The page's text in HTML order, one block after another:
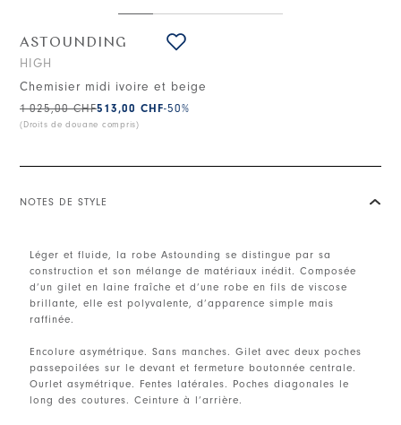
ASTOUNDING
HIGH
Chemisier midi ivoire et beige
513,00 CHF
1 025,00 CHF -50%
(Droits de douane compris)
NOTES DE STYLE
Léger et fluide, la robe Astounding se distingue par sa
construction et son mélange de matériaux inédit. Composée
d’un gilet en laine fraîche et d’une robe en fils de viscose
brillante, elle est polyvalente, d’apparence simple mais
raffinée.
Encolure asymétrique. Sans manches. Gilet avec deux poches
passepoilées sur le devant et fermeture boutonnée centrale.
Ourlet asymétrique. Fentes latérales. Poches diagonales le
long des coutures. Ceinture à l’arrière.